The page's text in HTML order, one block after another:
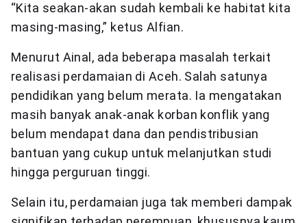
“Kita seakan-akan sudah kembali ke habitat kita
masing-masing,” ketus Alfian.
Menurut Ainal, ada beberapa masalah terkait
realisasi perdamaian di Aceh. Salah satunya
pendidikan yang belum merata. Ia mengatakan
masih banyak anak-anak korban konflik yang
belum mendapat dana dan pendistribusian
bantuan yang cukup untuk melanjutkan studi
hingga perguruan tinggi.
Selain itu, perdamaian juga tak memberi dampak